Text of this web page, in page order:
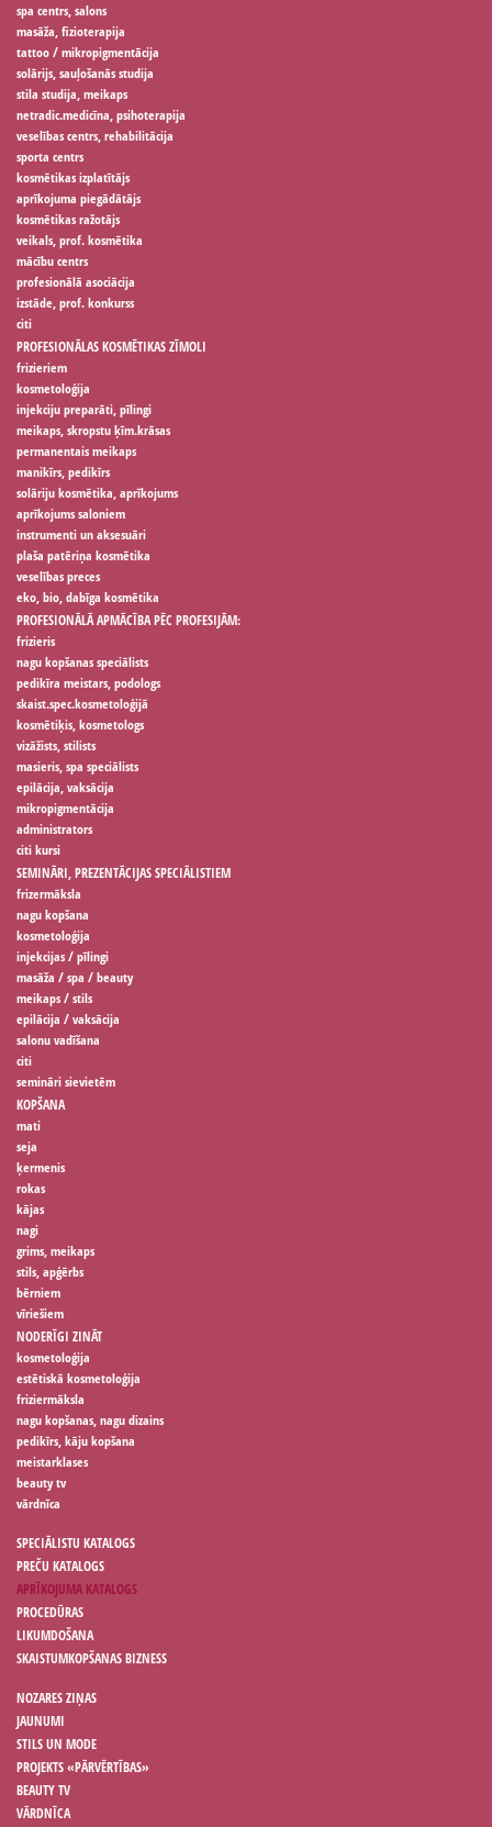
spa centrs, salons
masāža, fizioterapija
tattoo / mikropigmentācija
solārijs, sauļošanās studija
stila studija, meikaps
netradic.medicīna, psihoterapija
veselības centrs, rehabilitācija
sporta centrs
kosmētikas izplatītājs
aprīkojuma piegādātājs
kosmētikas ražotājs
veikals, prof. kosmētika
mācību centrs
profesionālā asociācija
izstāde, prof. konkurss
citi
PROFESIONĀLAS KOSMĒTIKAS ZĪMOLI
frizieriem
kosmetoloģija
injekciju preparāti, pīlingi
meikaps, skropstu ķīm.krāsas
permanentais meikaps
manikīrs, pedikīrs
solāriju kosmētika, aprīkojums
aprīkojums saloniem
instrumenti un aksesuāri
plaša patēriņa kosmētika
veselības preces
eko, bio, dabīga kosmētika
PROFESIONĀLĀ APMĀCĪBA PĒC PROFESIJĀM:
frizieris
nagu kopšanas speciālists
pedikīra meistars, podologs
skaist.spec.kosmetoloģijā
kosmētiķis, kosmetologs
vizāžists, stilists
masieris, spa speciālists
epilācija, vaksācija
mikropigmentācija
administrators
citi kursi
SEMINĀRI, PREZENTĀCIJAS SPECIĀLISTIEM
frizermāksla
nagu kopšana
kosmetoloģija
injekcijas / pīlingi
masāža / spa / beauty
meikaps / stils
epilācija / vaksācija
salonu vadīšana
citi
semināri sievietēm
KOPŠANA
mati
seja
ķermenis
rokas
kājas
nagi
grims, meikaps
stils, apģērbs
bērniem
vīriešiem
NODERĪGI ZINĀT
kosmetoloģija
estētiskā kosmetoloģija
friziermāksla
nagu kopšanas, nagu dizains
pedikīrs, kāju kopšana
meistarklases
beauty tv
vārdnīca
SPECIĀLISTU KATALOGS
PREČU KATALOGS
APRĪKOJUMA KATALOGS
PROCEDŪRAS
LIKUMDOŠANA
SKAISTUMKOPŠANAS BIZNESS
NOZARES ZIŅAS
JAUNUMI
STILS UN MODE
PROJEKTS «PĀRVĒRTĪBAS»
BEAUTY TV
VĀRDNĪCA